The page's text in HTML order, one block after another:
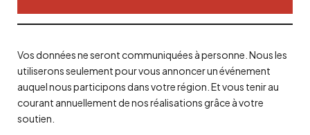
Vos données ne seront communiquées à personne. Nous les
utiliserons seulement pour vous annoncer un événement
auquel nous participons dans votre région. Et vous tenir au
courant annuellement de nos réalisations grâce à votre
soutien.